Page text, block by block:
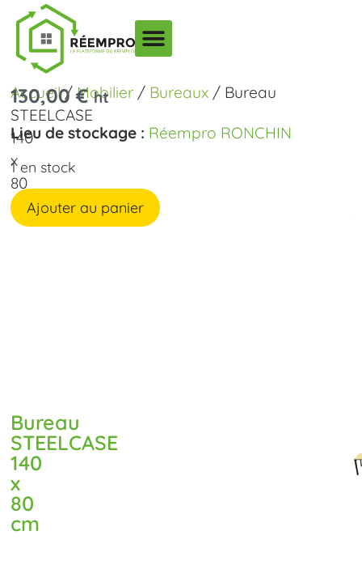
Accueil/Mobilier / Bureaux / Bureau
STEELCASE
140
x
80
cm
Bureau
STEELCASE
140
x
80
cm
130,00€ ht
Lieu de stockage : Réempro RONCHIN
1 en stock
Ajouter au panier